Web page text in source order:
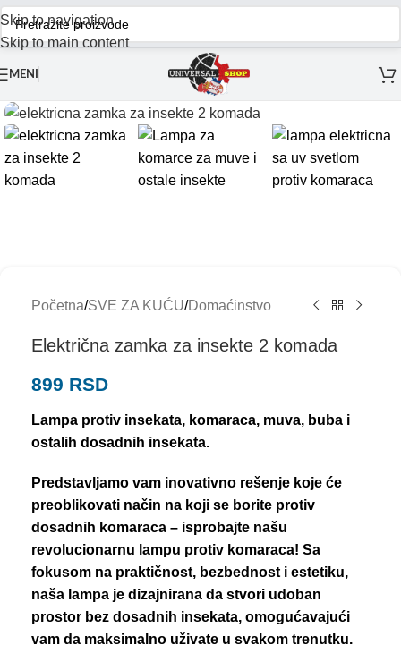
Skip to navigation
Skip to main content
MENI
Početna/SVE ZA KUĆU/Domaćinstvo
Električna zamka za insekte 2 komada
899 RSD
Lampa protiv insekata, komaraca, muva, buba i
ostalih dosadnih insekata.
Predstavljamo vam inovativno rešenje koje će
preoblikovati način na koji se borite protiv
dosadnih komaraca – isprobajte našu
revolucionarnu lampu protiv komaraca! Sa
fokusom na praktičnost, bezbednost i estetiku,
naša lampa je dizajnirana da stvori udoban
prostor bez dosadnih insekata, omogućavajući
vam da maksimalno uživate u svakom trenutku.